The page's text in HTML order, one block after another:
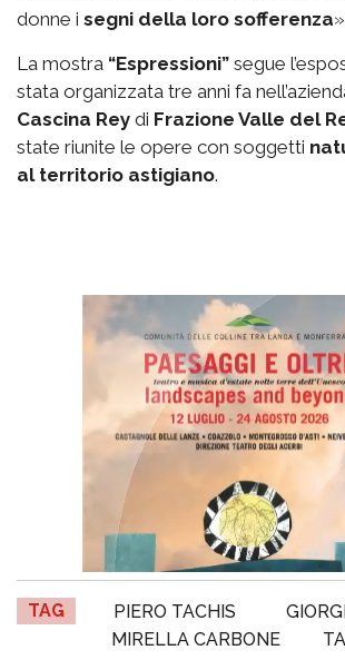
donne i segni della loro sofferenza
La mostra “Espressioni” segue
stata organizzata tre anni fa
Cascina Rey di Frazione Valle del
state riunite le opere con soggetti
al territorio astigiano.
TAG PIERO TACHIS
MIRELLA CARBONE